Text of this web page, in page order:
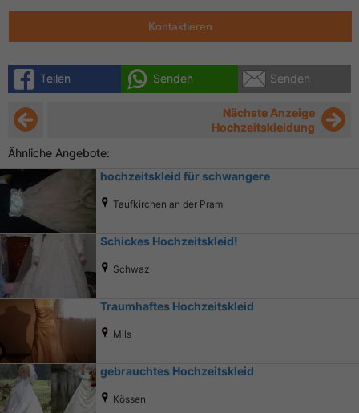
Kontaktieren
Teilen Senden Senden
Nächste Anzeige
Hochzeitskleidung
Ähnliche Angebote:
hochzeitskleid für schwangere
Taufkirchen an der Pram
Schickes Hochzeitskleid!
Schwaz
Traumhaftes Hochzeitskleid
Mils
gebrauchtes Hochzeitskleid
Kössen